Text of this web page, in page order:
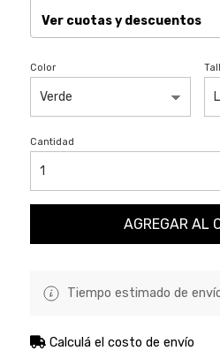
Ver cuotas y descuentos
Color
Cantidad
AGREGAR AL
Tiempo estimado de
Calculá el costo de envío